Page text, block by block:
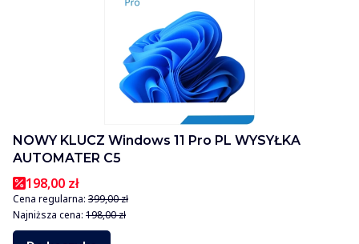
NOWY KLUCZ Windows 11 Pro PL WYSYŁKA
AUTOMATER C5
198,00 zł
Cena regularna: 399,00 zł
Najniższa cena: 198,00 zł